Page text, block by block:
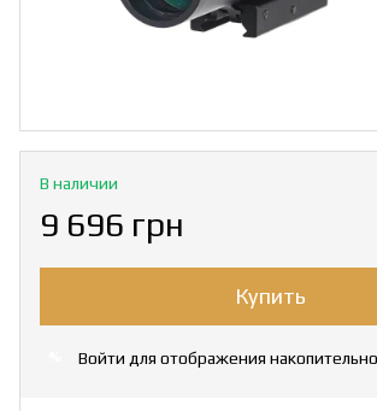
В наличии
9 696 грн
Купить
Войти для отображения